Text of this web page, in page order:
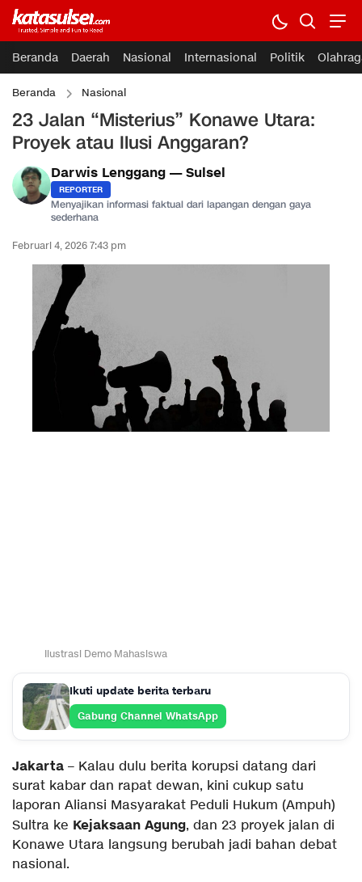
Beranda Daerah Nasional Internasional Politik
Beranda Nasional
23 Jalan “Misterius” Konawe Utara:
Proyek atau Ilusi Anggaran?
Darwis Lenggang — Sulsel
REPORTER
Menyajikan informasi faktual dari lapangan dengan gaya
sederhana
Februari 4, 2026 7:43 pm
Ilustrasi Demo Mahasiswa
Ikuti update berita terbaru
Gabung Channel WhatsApp
Jakarta – Kalau dulu berita korupsi datang dari
surat kabar dan rapat dewan, kini cukup satu
laporan Aliansi Masyarakat Peduli Hukum (Ampuh)
Sultra ke Kejaksaan Agung, dan 23 proyek jalan di
Konawe Utara langsung berubah jadi bahan debat
nasional.